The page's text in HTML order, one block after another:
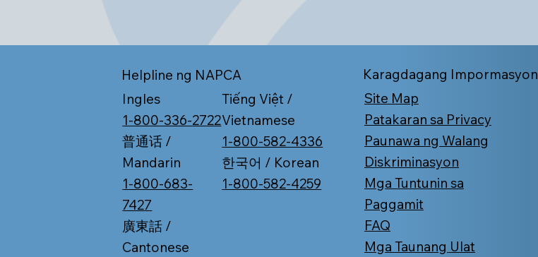
Helpline ng NAPCA
Ingles
1-800-336-2722
普通话 /
Mandarin
1-800-683-
7427
廣東話 /
Cantonese
Tiếng Việt /
Vietnamese
1-800-582-4336
한국어 / Korean
1-800-582-4259
Karagdagang Impormasyon
Site Map
Patakaran sa Privacy
Paunawa ng Walang
Diskriminasyon
Mga Tuntunin sa
Paggamit
FAQ
Mga Taunang Ulat